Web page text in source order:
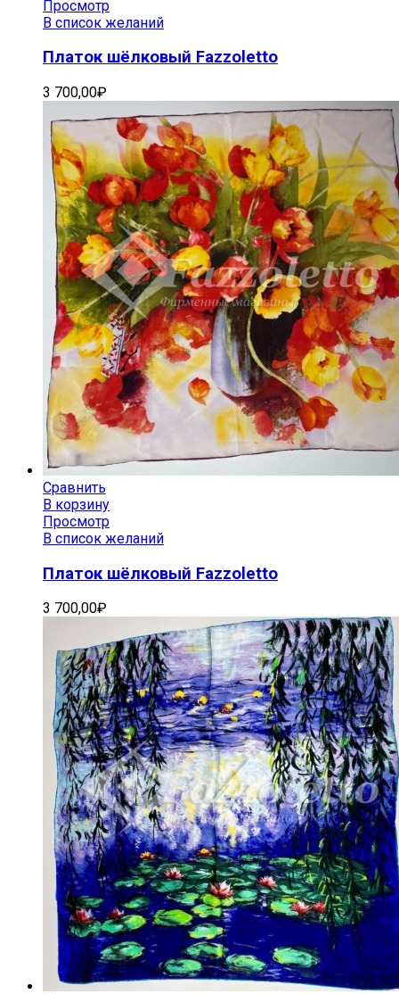
Просмотр
В список желаний
Платок шёлковый Fazzoletto
3 700,00₽
Сравнить
В корзину
Просмотр
В список желаний
Платок шёлковый Fazzoletto
3 700,00₽